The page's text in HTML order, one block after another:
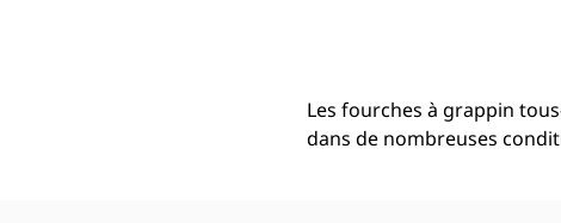
Les fourches à grappin
dans de nombreuses